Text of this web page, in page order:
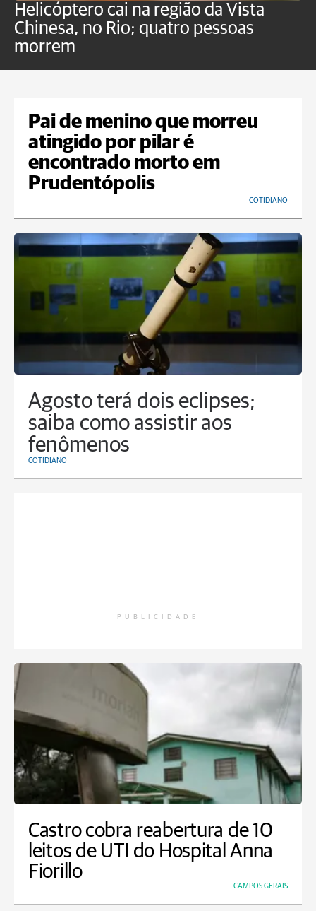
Helicóptero cai na região da Vista
Chinesa, no Rio; quatro pessoas
morrem
Pai de menino que morreu
atingido por pilar é
encontrado morto em
Prudentópolis
COTIDIANO
Agosto terá dois eclipses;
saiba como assistir aos
fenômenos
COTIDIANO
PUBLICIDADE
Castro cobra reabertura de 10
leitos de UTI do Hospital Anna
Fiorillo
CAMPOS GERAIS